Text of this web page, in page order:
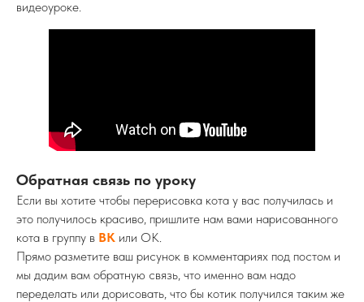
видеоуроке.
Обратная связь по уроку
Если вы хотите чтобы перерисовка кота у вас получилась и
это получилось красиво, пришлите нам вами нарисованного
кота в группу в ВК или ОК.
Прямо разметите ваш рисунок в комментариях под постом и
мы дадим вам обратную связь, что именно вам надо
переделать или дорисовать, что бы котик получился таким же